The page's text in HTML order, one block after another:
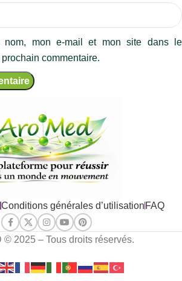
nom, mon e-mail et mon site dans le
commentaire.
Conditions générales d’utilisation FAQ
© 2025 – Tous droits réservés.